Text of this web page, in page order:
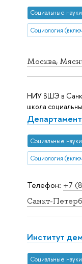
Москва,
Социальные науки
Телефон: +7
Санкт-
НИУ ВШЭ в
школа
Социальные науки
Институт
Социальные науки